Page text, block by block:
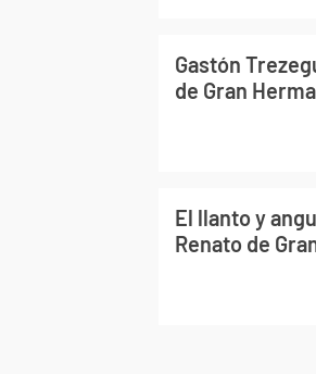
Gastón
de Gran
El llanto y
Renato de